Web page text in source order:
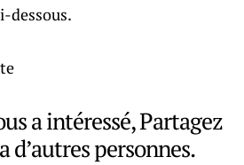
dessous.
a intéressé, Partagez
d’autres personnes.